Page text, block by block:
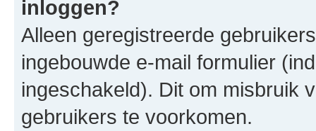
inloggen?
Alleen geregistreerde
ingebouwde e-mail formulier
ingeschakeld). Dit om misbruik
gebruikers te voorkomen.